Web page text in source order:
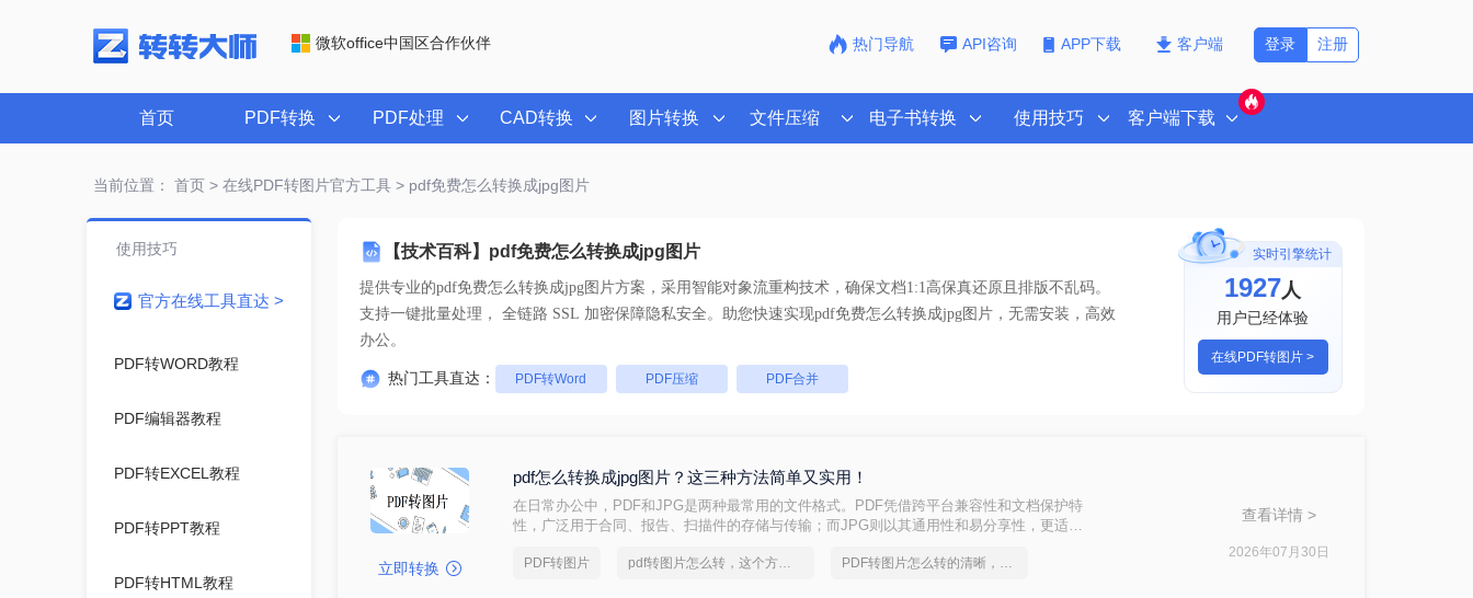
微软office中国区合作伙伴 热门导航 API咨询 APP下载 客户端 注册
登录
首页 PDF转换 PDF处理 CAD转换 图片转换 文件压缩 电子书转换 使用技巧 客户端下载
当前位置： 首页> 在线PDF转图片官方工具> pdf免费怎么转换成jpg图片
【技术百科】pdf免费怎么转换成jpg图片
提供专业的pdf免费怎么转换成jpg图片方案，采用智能对象流重构技术，确保文档1:1高保真还原且排版不乱码。
支持一键批量处理， 全链路 SSL 加密保障隐私安全。助您快速实现pdf免费怎么转换成jpg图片，无需安装，高效
办公。
热门工具直达： PDF转Word PDF压缩 PDF合并
实时引擎统计
1927人
用户已经体验
在线PDF转图片 >
使用技巧
官方在线工具直达 >
PDF转WORD教程
PDF编辑器教程
PDF转EXCEL教程
PDF转PPT教程
PDF转HTML教程
立即转换
pdf怎么转换成jpg图片？这三种方法简单又实用！
在日常办公中，PDF和JPG是两种最常用的文件格式。PDF凭借跨平台兼容性和文档保护特
性，广泛用于合同、报告、扫描件的存储与传输；而JPG则以其通用性和易分享性，更适合
种方案的直观对比，再逐一拆解操作步骤，您可根据使用频率、文件数量和隐私需求快速选
PDF转图片 pdf转图片怎么转，这个方法简单又方便 PDF转图片怎么转的清晰，这个方法简单又方便
查看详情 >
2026年07月30日